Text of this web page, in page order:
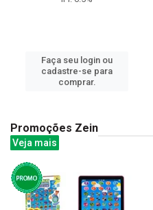
Faça seu login ou
cadastre-se para
comprar.
Promoções Zein
Veja mais